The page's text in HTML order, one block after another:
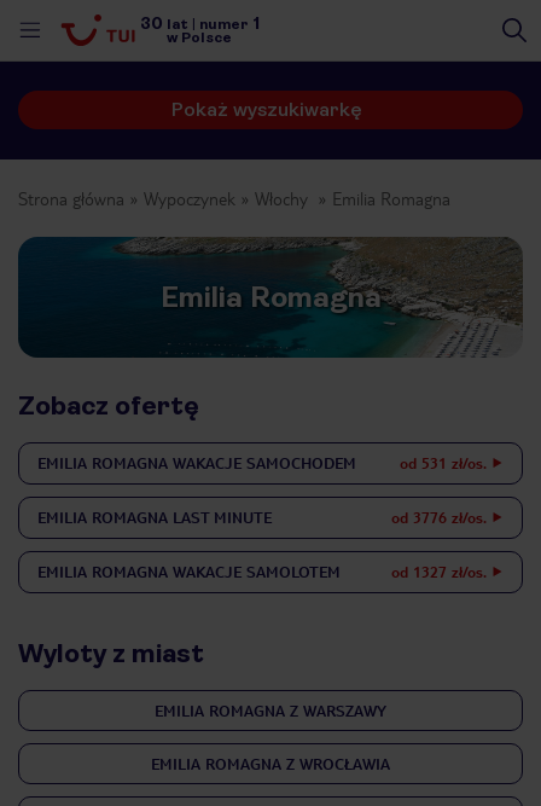
30 lat numer 1
w Polsce
Pokaż wyszukiwarkę
Strona główna Wypoczynek Włochy Emilia Romagna
Emilia Romagna
Zobacz ofertę
EMILIA ROMAGNA WAKACJE SAMOCHODEM od 531 zł/os.
EMILIA ROMAGNA LAST MINUTE od 3776 zł/os.
EMILIA ROMAGNA WAKACJE SAMOLOTEM od 1327 zł/os.
Wyloty z miast
EMILIA ROMAGNA Z WARSZAWY
EMILIA ROMAGNA Z WROCŁAWIA